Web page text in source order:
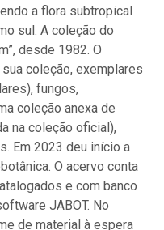
a flora subtropical
sul. A coleção do
desde 1982. O
coleção, exemplares
fungos,
coleção anexa de
na coleção oficial),
Em 2023 deu início a
O acervo conta
e com banco
JABOT. No
de material à espera